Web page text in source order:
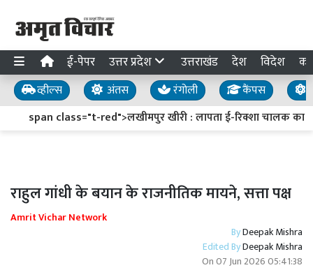
ई-पेपर उत्तर प्रदेश उत्तराखंड देश विदेश
व्हील्स अंतस रंगोली कैंपस
span class="t-red">लखीमपुर खीरी : लापता ई-रिक्शा चालक का
राहुल गांधी के बयान के राजनीतिक मायने, सत्ता पक्ष
Amrit Vichar Network
ByDeepak Mishra
Edited ByDeepak Mishra
On07 Jun 2026 05:41:38